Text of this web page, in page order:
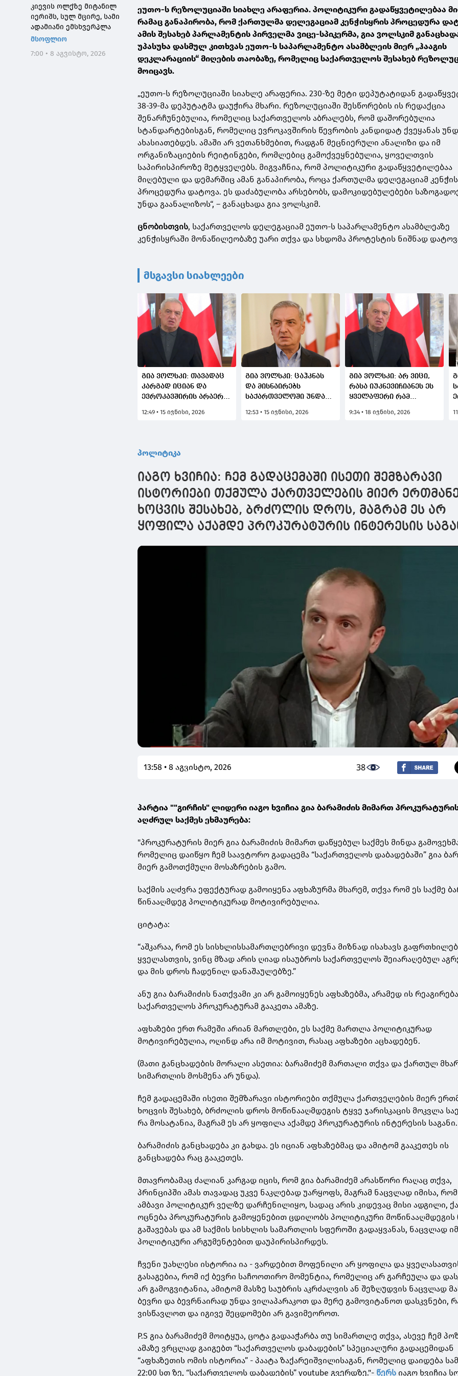
კიევის ოლქზე მიტანილ
იერიშს, სულ მცირე, სამი
ადამიანი ემსხვერპლა
მსოფლიო
7:00 • 8 აგვისტო, 2026
ეუთო-ს რეზოლუციაში სიახლე არაფერია. პოლიტიკური გადაწყვეტილებაა
რამაც განაპირობა, რომ ქართულმა დელეგაციამ კენჭისყრის პროცედურა
ამის შესახებ პარლამენტის პირველმა ვიცე-სპიკერმა, გია ვოლსკიმ
უპასუხა დასმულ კითხვას ეუთო-ს საპარლამენტო ასამბლეის მიერ „ჰააგის
დეკლარაციის“ მიღების თაობაზე, რომელიც საქართველოს შესახებ
მოიცავს.
„ეუთო-ს რეზოლუციაში სიახლე არაფერია. 230-ზე მეტი დეპუტატიდან
38-39-მა დეპუტატმა დაუჭირა მხარი. რეზოლუციაში შესწორების ის რედაქცია
შენარჩუნებულია, რომელიც საქართველოს აბრალებს, რომ დაშორებულია
სტანდარტებისგან, რომელიც ევროკავშირის წევრობის კანდიდატ ქვეყანას
ახასიათებდეს. ამაში არ ვეთანხმებით, რადგან მეცნიერული ანალიზი და იმ
ორგანიზაციების რეიტინგები, რომლებიც გამოქვეყნებულია, ყოველთვის
საპირისპიროზე მეტყველებს. მიგვაჩნია, რომ პოლიტიკური გადაწყვეტილებაა
მიღებული და დემარშიც ამან განაპირობა, როცა ქართულმა დელეგაციამ
პროცედურა დატოვა. ეს დაძაბულობა არსებობს, დამოკიდებულებები
უნდა გაანალიზოს“, – განაცხადა გია ვოლსკიმ.
ცნობისთვის, საქართველოს დელეგაციამ ეუთო-ს საპარლამენტო ასამბლეაზე
კენჭისყრაში მონაწილეობაზე უარი თქვა და სხდომა პროტესტის ნიშნად
მსგავსი სიახლეები
გია ვოლსკი: თავადაც
კარგად იციან და
ევროკავშირის არაერთ
განუცხადებია, რომ
მოქმედებს, რომლებიც
წევრობას სჭირდება
12:49 • 15 ივნისი, 2026
გია ვოლსკი: ცაჰკნას
და მისნაირებს
საქართველოში უნდათ
რომელიც ყველაფერზე
12:53 • 15 ივნისი, 2026
გია ვოლსკი: არ ვიცი,
რასა იუკნევიჩიანეს ეს
ყველაფერი რამ
უკრაინელებს ეუბნება,
9:34 • 18 ივნისი, 2026
პოლიტიკა
იაგო ხვიჩია: ჩემ გადაცემაში ისეთი შემზარავი
ისტორიები თქმულა ქართველების მიერ
ხოცვის შესახებ, ბრძოლის დროს, მაგრამ ეს არ
ყოფილა აქამდე პროკურატურის ინტერესის
13:58 • 8 აგვისტო, 2026 38
პარტია ""გირჩის" ლიდერი იაგო ხვიჩია გია ბარამიძის მიმართ
აღძრულ საქმეს ეხმაურება:
"პროკურატურის მიერ გია ბარამიძის მიმართ დაწყებულ საქმეს მინდა
რომელიც დაიწყო ჩემ საავტორო გადაცემა “საქართველოს დაბადებაში” გია
მიერ გამოთქმული მოსაზრების გამო.
საქმის აღძვრა ეფექტურად გამოიყენა აფხაზურმა მხარემ, თქვა რომ ეს საქმე
წინააღმდეგ პოლიტიკურად მოტივირებულია.
ციტატა:
“აშკარაა, რომ ეს სისხლისსამართლებრივი დევნა მიზნად ისახავს
ყველასთვის, ვინც მზად არის ღიად ისაუბროს საქართველოს შეიარაღებულ
და მის დროს ჩადენილ დანაშაულებზე.”
ანუ გია ბარამიძის ნათქვამი კი არ გამოიყენეს აფხაზებმა, არამედ ის
საქართველოს პროკურატურამ გააკეთა ამაზე.
აფხაზები ერთ რამეში არიან მართლები, ეს საქმე მართლა პოლიტიკურად
მოტივირებულია, ოღინდ არა იმ მოტივით, რასაც აფხაზები აცხადებენ.
(მათი განცხადების მორალი ასეთია: ბარამიძემ მართალი თქვა და ქართულ
სიმართლის მოსმენა არ უნდა).
ჩემ გადაცემაში ისეთი შემზარავი ისტორიები თქმულა ქართველების მიერ
ხოცვის შესახებ, ბრძოლის დროს მოწინააღმდეგის ტყვე ჯარისკაცის მოკვლა
რა მოსატანია, მაგრამ ეს არ ყოფილა აქამდე პროკურატურის ინტერესის საგანი.
ბარამიძის განცხადება კი გახდა. ეს იციან აფხაზებმაც და ამიტომ გააკეთეს ის
განცხადება რაც გააკეთეს.
მთავრობამაც ძალიან კარგად იცის, რომ გია ბარამიძემ არასწორი რაღაც თქვა,
პრინციპში ამას თავადაც უკვე ნაკლებად უარყოფს, მაგრამ ნაცვლად იმისა,
ამბავი პოლიტიკურ ველზე დარჩენილიყო, სადაც არის კიდევაც მისი ადგილი,
ოცნება პროკურატურის გამოყენებით ცდილობს პოლიტიკური მოწინააღმდეგის
გაშავებას და ამ საქმის სისხლის სამართლის სფეროში გადაყვანას, ნაცვლად
პოლიტიკური არგუმენტებით დაუპირისპირდეს.
ჩვენი უახლესი ისტორია ია - ვარდებით მოფენილი არ ყოფილა და
გასაგებია, რომ იქ ბევრი საჩოოთირო მომენტია, რომელიც არ გარჩეულა და
არ გამოგვიტანია, ამიტომ მასზე საუბრის აკრძალვის ან შეზღუდვის ნაცვლად
ბევრი და ბევრნაირად უნდა ვილაპარაკოთ და მერე გამოვიტანოთ დასკვნები,
ვისწავლოთ და იგივე შეცდომები არ გავიმეოროთ.
P.S გია ბარამიძემ მოიტყუა, ცოტა გადააჭარბა თუ სიმართლე თქვა, ასევე ჩემ
ამაზე ვრცლად გაიგებთ “საქართველოს დაბადების” სპეციალური გადაცემიდან
“აფხაზეთის ომის ისტორია” - პაატა ზაქარეიშვილისაგან, რომელიც დაიდება
22:00 სთ ზე, “საქართველოს დაბადების” youtube გვერდზე."- წერს იაგო ხვიჩია